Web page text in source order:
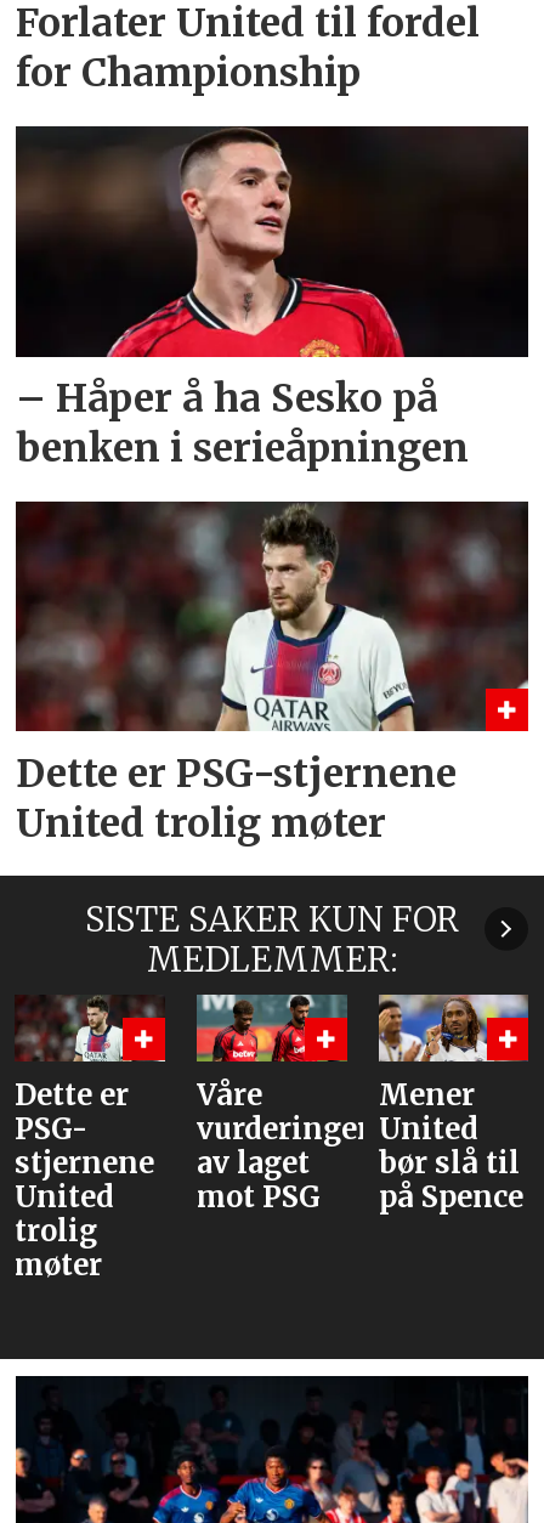
Forlater United til fordel
for Championship
– Håper å ha Sesko på
benken i serieåpningen
Dette er PSG-stjernene
United trolig møter
SISTE SAKER KUN FOR
MEDLEMMER:
Våre
vurderinger
av laget
mot PSG
Mener
United
bør slå til
på Spence
Flere
Rodri
velger